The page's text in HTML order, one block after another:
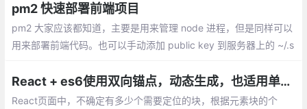
pm2 快速部署前端项目
pm2 大家应该都知道，主要是用来管理 node 进程，但是同样可以
用来部署前端代码。也可以手动添加 public key 到服务器上的 ~/.s
React + es6使用双向锚点，动态生成，也适用单页面路由项目
React页面中，不确定有多少个需要定位的块，根据元素块的个